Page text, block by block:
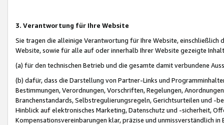
3. Verantwortung für Ihre Website
Sie tragen die alleinige Verantwortung für Ihre Website,
Website, sowie für alle auf oder innerhalb Ihrer Website gezeigte
(a) für den technischen Betrieb und die gesamte damit verbundene
(b) dafür, dass die Darstellung von Partner-Links und
Bestimmungen, Verordnungen, Vorschriften, Regelungen,
Branchenstandards, Selbstregulierungsregeln, Gerichtsurteilen und -
Hinblick auf elektronisches Marketing, Datenschutz und -sicherheit,
Kompensationsvereinbarungen klar, präzise und unmissverständlich